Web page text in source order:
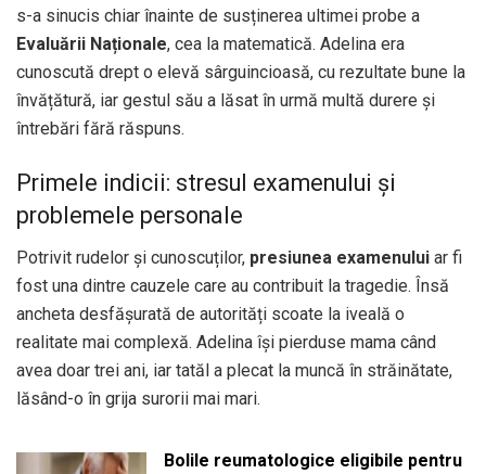
s-a sinucis chiar înainte de susținerea ultimei probe a
Evaluării Naționale, cea la matematică. Adelina era
cunoscută drept o elevă sârguincioasă, cu rezultate bune la
învățătură, iar gestul său a lăsat în urmă multă durere și
întrebări fără răspuns.
Primele indicii: stresul examenului și
problemele personale
Potrivit rudelor și cunoscuților, presiunea examenului ar fi
fost una dintre cauzele care au contribuit la tragedie. Însă
ancheta desfășurată de autorități scoate la iveală o
realitate mai complexă. Adelina își pierduse mama când
avea doar trei ani, iar tatăl a plecat la muncă în străinătate,
lăsând-o în grija surorii mai mari.
Bolile reumatologice eligibile pentru